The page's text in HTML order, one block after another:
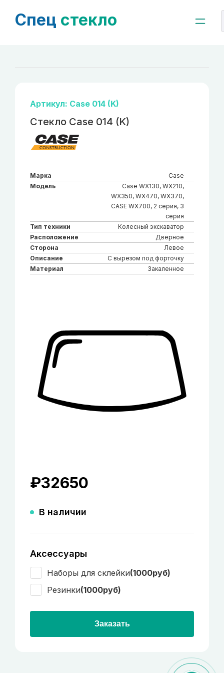
Спец стекло
Артикул: Case 014 (K)
Стекло Case 014 (K)
Марка
Case
Модель
Case WX130, WX210,
WX350, WX470, WX370,
CASE WX700, 2 серия, 3
серия
Тип техники
Колесный экскаватор
Расположение
Дверное
Сторона
Левое
Описание
С вырезом под форточку
Материал
Закаленное
₽32650
В наличии
Аксессуары
Наборы для склейки(1000руб)
Резинки(1000руб)
Заказать